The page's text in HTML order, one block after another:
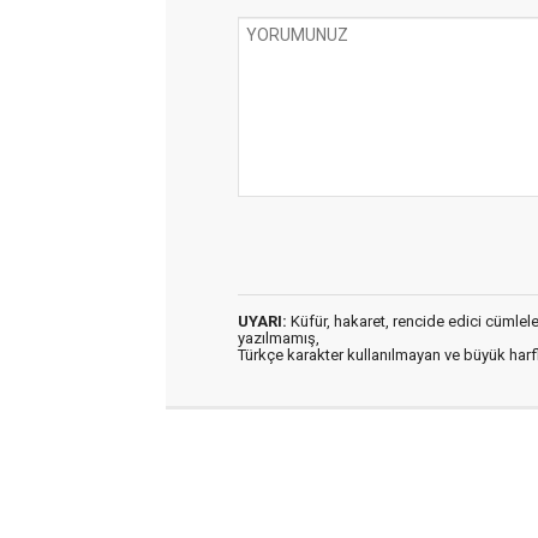
UYARI: Küfür, hakaret, rencide edici
yazılmamış,
Türkçe karakter kullanılmayan ve büyük